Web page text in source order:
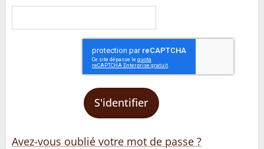
S'identifier
Avez-vous oublié votre mot de passe ?